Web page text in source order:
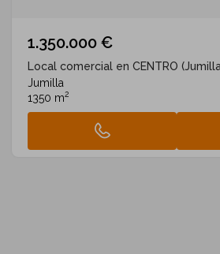
1.350.000 €
Local comercial en CENTRO
Jumilla
1350 m2